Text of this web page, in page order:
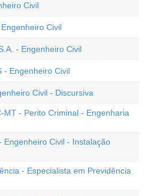
Civil
Civil
- Engenheiro Civil
- Engenheiro Civil
Civil - Discursiva
MT - Perito Criminal - Engenharia
Engenheiro Civil - Instalação
- Especialista em Previdência